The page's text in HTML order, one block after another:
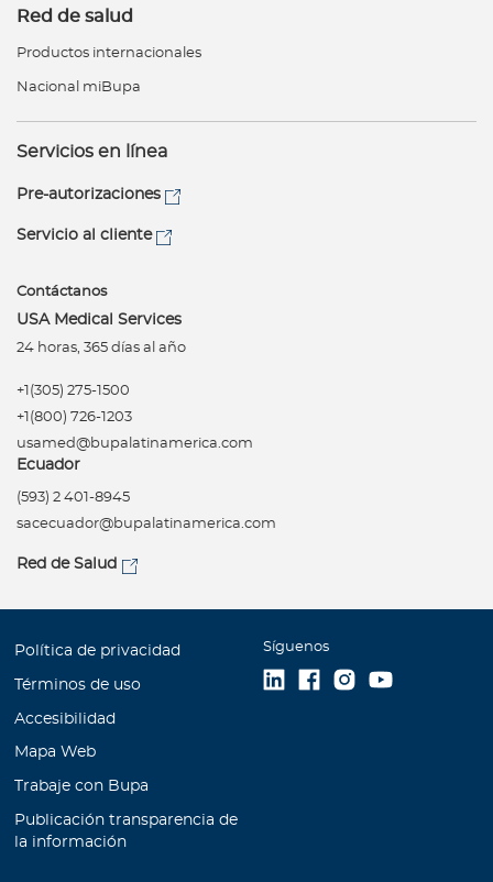
Red de salud
Productos internacionales
Nacional miBupa
Servicios en línea
Pre-autorizaciones
Servicio al cliente
Contáctanos
USA Medical Services
24 horas, 365 días al año
+1(305) 275-1500
+1(800) 726-1203
usamed@bupalatinamerica.com
Ecuador
(593) 2 401-8945
sacecuador@bupalatinamerica.com
Red de Salud
Política de privacidad
Términos de uso
Accesibilidad
Mapa Web
Trabaje con Bupa
Publicación transparencia de
la información
Síguenos